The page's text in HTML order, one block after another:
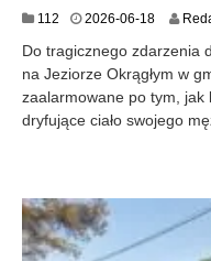
112 2026-06-18
Do tragicznego zdarzenia
na Jeziorze Okrągłym w
zaalarmowane po tym, jak
dryfujące ciało swojego